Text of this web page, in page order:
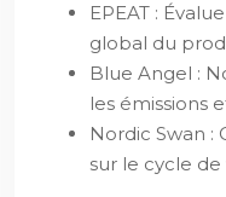
EPEAT :
global du
Blue Angel :
les émissions
Nordic Swan :
sur le cycle